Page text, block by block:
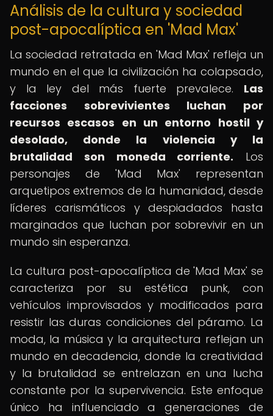
Análisis de la cultura y sociedad
post-apocalíptica en 'Mad Max'
La sociedad retratada en 'Mad Max' refleja un
mundo en el que la civilización ha colapsado,
y la ley del más fuerte prevalece. Las
facciones sobrevivientes luchan por
recursos escasos en un entorno hostil y
desolado, donde la violencia y la
brutalidad son moneda corriente. Los
personajes de 'Mad Max' representan
arquetipos extremos de la humanidad, desde
líderes carismáticos y despiadados hasta
marginados que luchan por sobrevivir en un
mundo sin esperanza.
La cultura post-apocalíptica de 'Mad Max' se
caracteriza por su estética punk, con
vehículos improvisados y modificados para
resistir las duras condiciones del páramo. La
moda, la música y la arquitectura reflejan un
mundo en decadencia, donde la creatividad
y la brutalidad se entrelazan en una lucha
constante por la supervivencia. Este enfoque
único ha influenciado a generaciones de